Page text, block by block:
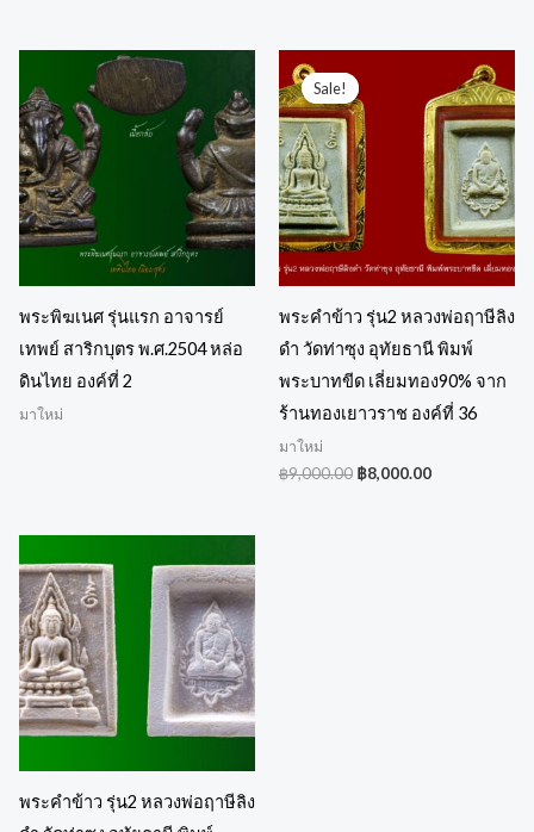
พระพิฆเนศ รุ่นแรก อาจารย์
เทพย์ สาริกบุตร พ.ศ.2504 หล่อ
ดินไทย องค์ที่ 2
มาใหม่
Sale!
Sale!
พระคำข้าว รุ่น2 หลวงพ่อฤาษีลิง
ดำ วัดท่าซุง อุทัยธานี พิมพ์
พระบาทขีด เลี่ยมทอง90% จาก
ร้านทองเยาวราช องค์ที่ 36
มาใหม่
฿9,000.00
price
was:
฿9,000.00.
฿8,000.00
price
is:
฿8,000.00.
พระคำข้าว รุ่น2 หลวงพ่อฤาษีลิง